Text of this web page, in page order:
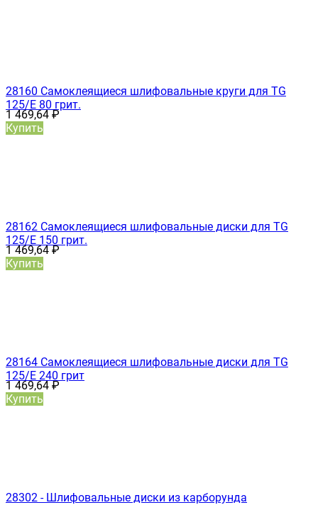
28160 Самоклеящиеся шлифовальные круги для TG
125/E 80 грит.
1 469,64₽
Купить
28162 Самоклеящиеся шлифовальные диски для TG
125/E 150 грит.
1 469,64₽
Купить
28164 Самоклеящиеся шлифовальные диски для TG
125/E 240 грит
1 469,64₽
Купить
28302 - Шлифовальные диски из карборунда